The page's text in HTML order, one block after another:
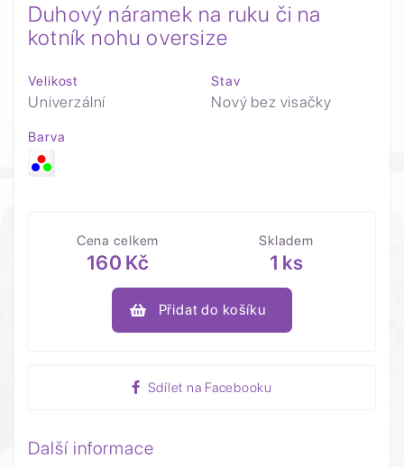
Duhový náramek na ruku či na
kotník nohu oversize
Velikost
Univerzální
Stav
Nový bez visačky
Barva
Cena celkem
160 Kč
Skladem
1 ks
Přidat do košíku
Sdílet na Facebooku
Další informace